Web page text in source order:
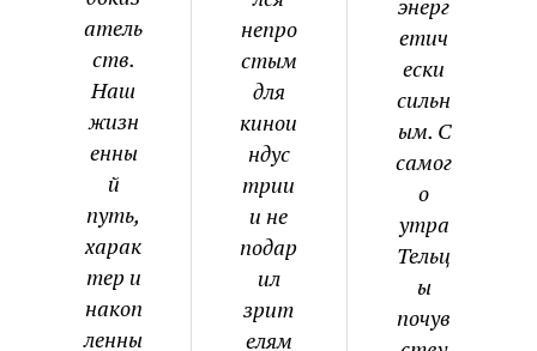
атель
ств.
Наш
жизн
енны
й
путь,
харак
тер и
накоп
ленны
непро
стым
для
кинои
ндус
трии
и не
подар
ил
зрит
елям
энерг
етич
ески
сильн
ым. С
самог
о
утра
Тельц
ы
почув